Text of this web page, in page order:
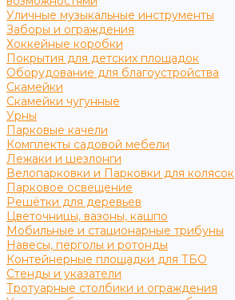
Уличные музыкальные инструменты
Заборы и ограждения
Хоккейные коробки
Покрытия для детских площадок
Оборудование для благоустройства
Скамейки
Скамейки чугунные
Урны
Парковые качели
Комплекты садовой мебели
Лежаки и шезлонги
Велопарковки и Парковки для колясок
Парковое освещение
Решётки для деревьев
Цветочницы, вазоны, кашпо
Мобильные и стационарные трибуны
Навесы, перголы и ротонды
Контейнерные площадки для ТБО
Стенды и указатели
Тротуарные столбики и ограждения